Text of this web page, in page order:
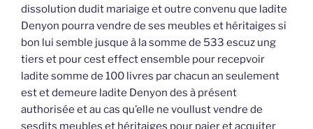
dissolution dudit mariaige et outre convenu que ladite
Denyon pourra vendre de ses meubles et héritaiges si
bon lui semble jusque à la somme de 533 escuz ung
tiers et pour cest effect ensemble pour recepvoir
ladite somme de 100 livres par chacun an seulement
est et demeure ladite Denyon des à présent
authorisée et au cas qu’elle ne voullust vendre de
sesdits meubles et héritaiges pour paier et acquiter